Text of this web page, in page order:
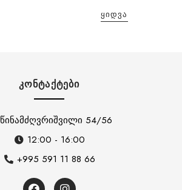
ᲧᲘᲓᲕᲐ
ᲙᲝᲜᲢᲐᲥᲢᲔᲑᲘ
წინამძღვრიშვილი 54/56
12:00 - 16:00
+995 591 11 88 66